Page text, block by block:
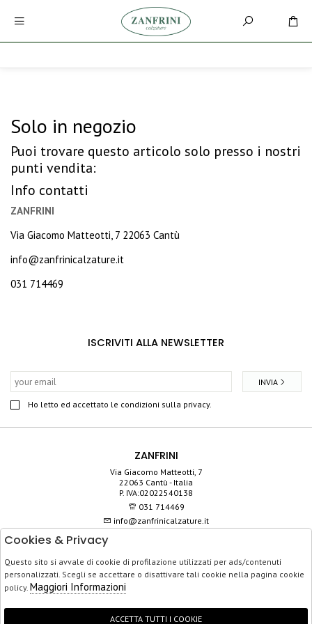
Solo in negozio
Puoi trovare questo articolo solo presso i nostri
punti vendita:
Info contatti
ZANFRINI
Via Giacomo Matteotti, 7 22063 Cantù
info@zanfrinicalzature.it
031 714469
ISCRIVITI ALLA NEWSLETTER
Ho letto ed accettato le condizioni sulla privacy.
INVIA
ZANFRINI
Via Giacomo Matteotti, 7
22063 Cantù - Italia
P. IVA:02022540138
031 714469
info@zanfrinicalzature.it
SERVIZIO CLIENTI
ACQUISTO SICURO
Cookies & Privacy
Questo sito si avvale di cookie di profilazione utilizzati per ads/contenuti
personalizzati. Scegli se accettare o disattivare tali cookie nella pagina cookie
policy. Maggiori Informazioni
ACCETTA TUTTI I COOKIE